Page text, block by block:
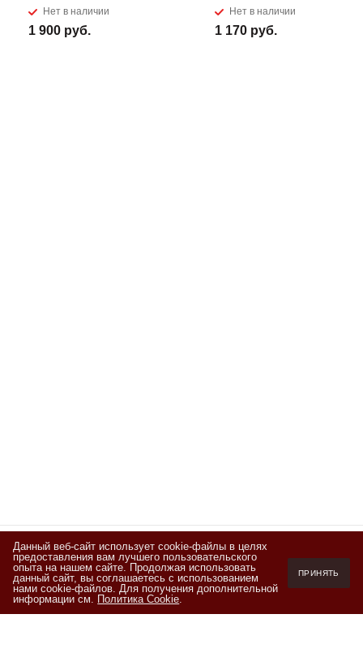
Нет в наличии
1 900 руб.
Нет в наличии
1 170 руб.
Подписывайтесь
на новости и акции
Данный веб-сайт использует cookie-файлы в целях
предоставления вам лучшего пользовательского
опыта на нашем сайте. Продолжая использовать
данный сайт, вы соглашаетесь с использованием
нами cookie-файлов. Для получения дополнительной
информации см. Политика Cookie.
ПРИНЯТЬ